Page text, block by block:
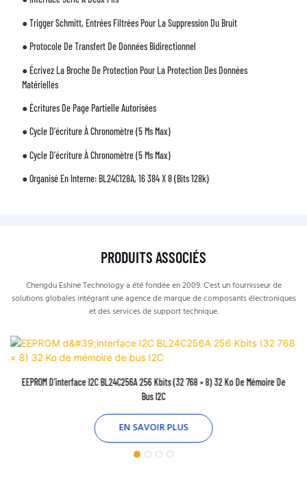
● Trigger Schmitt, Entrées Filtrées Pour La Suppression Du Bruit
● Protocole De Transfert De Données Bidirectionnel
● Écrivez La Broche De Protection Pour La Protection Des Données
Matérielles
● Écritures De Page Partielle Autorisées
● Cycle D'écriture À Chronomètre (5 Ms Max)
● Cycle D'écriture À Chronomètre (5 Ms Max)
● Organisé En Interne: BL24C128A, 16 384 X 8 (bits 128k)
PRODUITS ASSOCIÉS
Chengdu Eshine Technology a été fondée en 2009. C'est un fournisseur de
solutions globales intégrant une agence de marque de composants électroniques
et des services de support technique.
EEPROM D'interface I2C BL24C256A 256 Kbits (32 768 × 8) 32 Ko De Mémoire De
Bus I2C
EN SAVOIR PLUS